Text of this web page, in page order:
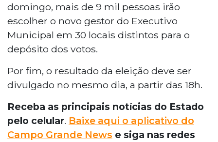
domingo, mais de 9 mil pessoas irão
escolher o novo gestor do Executivo
Municipal em 30 locais distintos para o
depósito dos votos.
Por fim, o resultado da eleição deve ser
divulgado no mesmo dia, a partir das 18h.
Receba as principais notícias do Estado
pelo celular. Baixe aqui o aplicativo do
Campo Grande News e siga nas redes